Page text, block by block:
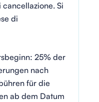
Si
di
25% der
nach
für die
ab dem Datum